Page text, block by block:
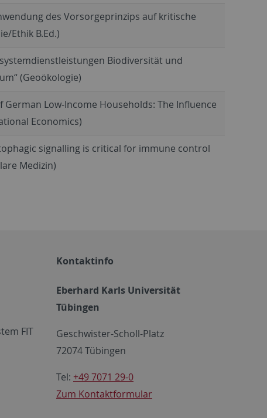
des Vorsorgeprinzips auf kritische
Ethik B.Ed.)
Biodiversität und
(Geoökologie)
Low-Income Households: The Influence
Economics)
signalling is critical for immune control
Medizin)
FIT
Kontaktinfo
Eberhard Karls Universität
Tübingen
Geschwister-Scholl-Platz
72074 Tübingen
Tel: +49 7071 29-0
Zum Kontaktformular